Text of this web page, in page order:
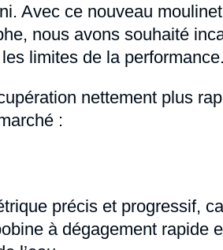
Avec ce nouveau
nous avons souhaité
limites de la performance.
nettement plus
:
précis et progressif,
à dégagement rapide